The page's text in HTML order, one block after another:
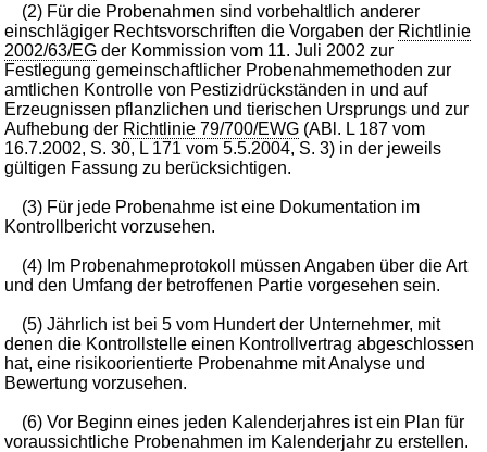
(2) Für die Probenahmen sind vorbehaltlich anderer
einschlägiger Rechtsvorschriften die Vorgaben der Richtlinie
2002/63/EG der Kommission vom 11. Juli 2002 zur
Festlegung gemeinschaftlicher Probenahmemethoden zur
amtlichen Kontrolle von Pestizidrückständen in und auf
Erzeugnissen pflanzlichen und tierischen Ursprungs und zur
Aufhebung der Richtlinie 79/700/EWG (ABl. L 187 vom
16.7.2002, S. 30, L 171 vom 5.5.2004, S. 3) in der jeweils
gültigen Fassung zu berücksichtigen.
(3) Für jede Probenahme ist eine Dokumentation im
Kontrollbericht vorzusehen.
(4) Im Probenahmeprotokoll müssen Angaben über die Art
und den Umfang der betroffenen Partie vorgesehen sein.
(5) Jährlich ist bei 5 vom Hundert der Unternehmer, mit
denen die Kontrollstelle einen Kontrollvertrag abgeschlossen
hat, eine risikoorientierte Probenahme mit Analyse und
Bewertung vorzusehen.
(6) Vor Beginn eines jeden Kalenderjahres ist ein Plan für
voraussichtliche Probenahmen im Kalenderjahr zu erstellen.